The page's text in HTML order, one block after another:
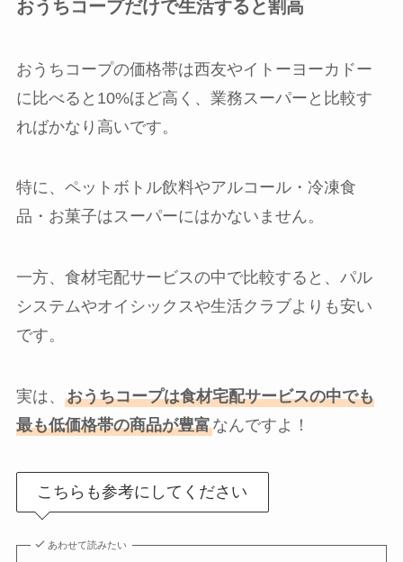
おうちコープだけで生活すると割高
おうちコープの価格帯は西友やイトーヨーカドー
に比べると10%ほど高く、業務スーパーと比較す
ればかなり高いです。
特に、ペットボトル飲料やアルコール・冷凍食
品・お菓子はスーパーにはかないません。
一方、食材宅配サービスの中で比較すると、パル
システムやオイシックスや生活クラブよりも安い
です。
実は、 おうちコープは食材宅配サービスの中でも
最も低価格帯の商品が豊富なんですよ！
こちらも参考にしてください
あわせて読みたい